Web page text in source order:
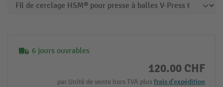
6 jours ouvrables
120.00 CHF
par Unité de vente hors TVA plus frais d'expédition